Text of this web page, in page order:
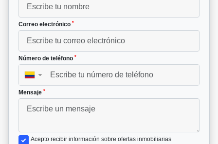
Correo electrónico *
Número de teléfono *
▼
Mensaje *
Acepto recibir información sobre ofertas inmobiliarias